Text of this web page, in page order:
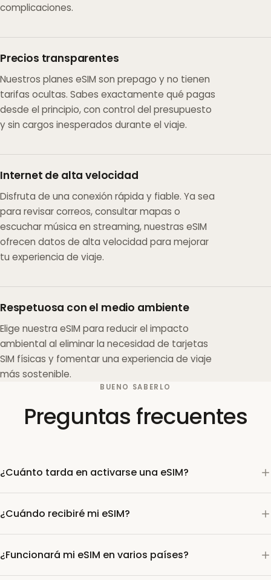
complicaciones.
Precios transparentes
Nuestros planes eSIM son prepago y no tienen
tarifas ocultas. Sabes exactamente qué pagas
desde el principio, con control del presupuesto
y sin cargos inesperados durante el viaje.
Internet de alta velocidad
Disfruta de una conexión rápida y fiable. Ya sea
para revisar correos, consultar mapas o
escuchar música en streaming, nuestras eSIM
ofrecen datos de alta velocidad para mejorar
tu experiencia de viaje.
Respetuosa con el medio ambiente
Elige nuestra eSIM para reducir el impacto
ambiental al eliminar la necesidad de tarjetas
SIM físicas y fomentar una experiencia de viaje
más sostenible.
BUENO SABERLO
Preguntas frecuentes
¿Cuánto tarda en activarse una eSIM?
¿Cuándo recibiré mi eSIM?
¿Funcionará mi eSIM en varios países?